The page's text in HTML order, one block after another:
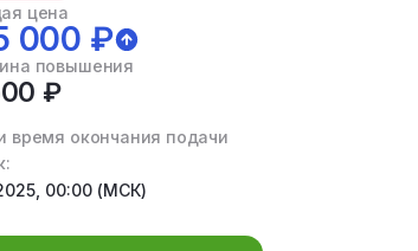
цена
000 ₽
повышения
₽
время окончания подачи
00:00 (МСК)